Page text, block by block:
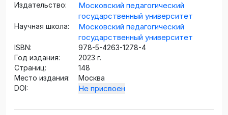
Издательство:
Московский педагогический
государственный университет
Научная школа:
Московский педагогический
государственный университет
ISBN:
978-5-4263-1278-4
Год издания:
2023 г.
Страниц:
148
Место издания:
Москва
DOI:
Не присвоен